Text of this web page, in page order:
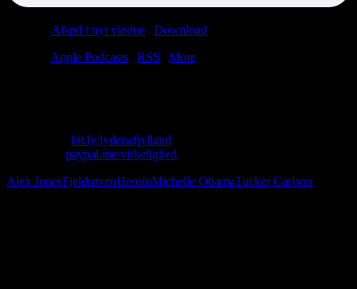
Afspil i nyt vindue Download
Apple Podcasts RSS
More
bit.ly/lydenafjylland
paypal.me/virkelighed
Alex JonesFjeldrøvenHeroinMichelle ObamaTucker Carlson